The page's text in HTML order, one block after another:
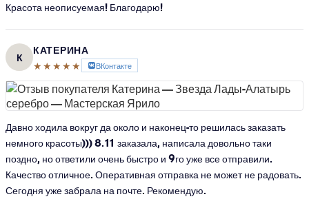
Красота неописуемая! Благодарю!
К
КАТЕРИНА
★★★★★
ВКонтакте
Давно ходила вокруг да около и наконец-то решилась заказать
немного красоты))) 8.11 заказала, написала довольно таки
поздно, но ответили очень быстро и 9го уже все отправили.
Качество отличное. Оперативная отправка не может не радовать.
Сегодня уже забрала на почте. Рекомендую.